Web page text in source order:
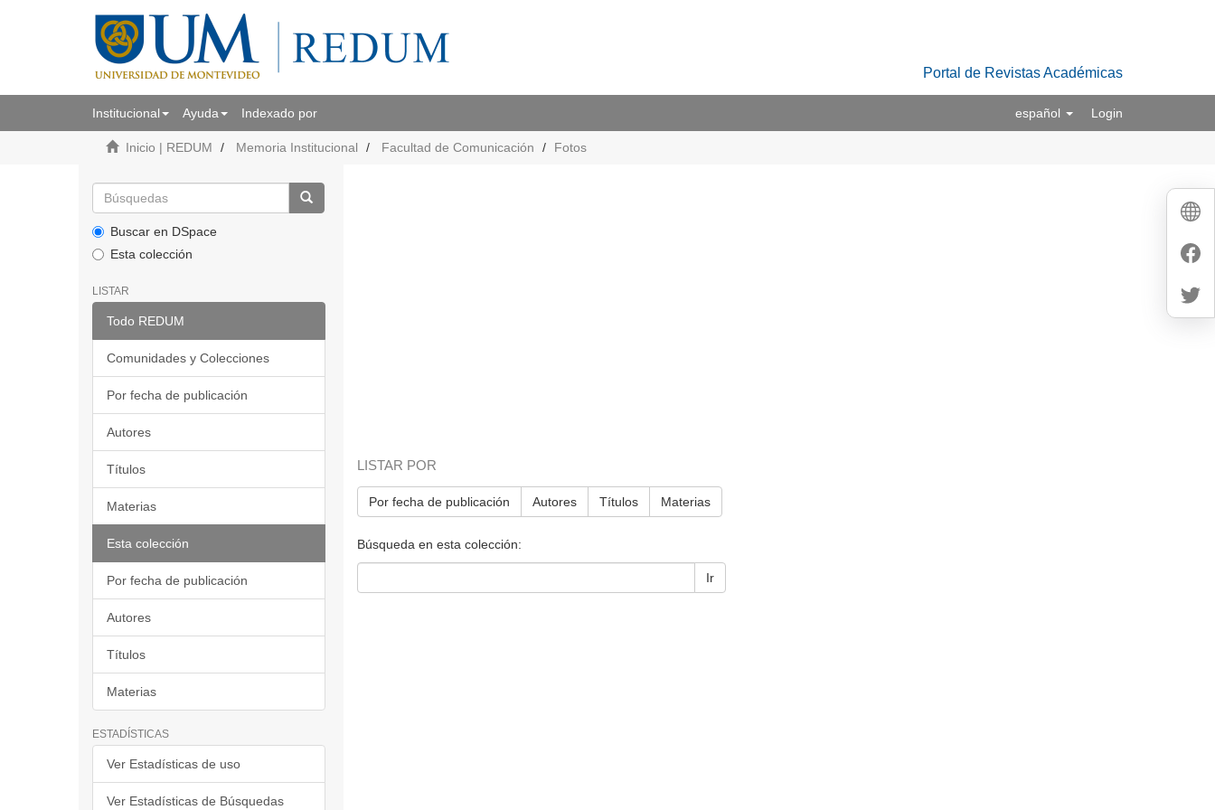
Portal de Revistas Académicas
Institucional Ayuda Indexado por español Login
Inicio | REDUM Memoria Institucional Facultad de Comunicación Fotos
Buscar en DSpace
Esta colección
LISTAR
Todo REDUM
Comunidades y Colecciones
Por fecha de publicación
Autores
Títulos
Materias
Esta colección
Por fecha de publicación
Autores
Títulos
Materias
ESTADÍSTICAS
Ver Estadísticas de uso
Ver Estadísticas de Búsquedas
LISTAR POR
Por fecha de publicación Autores Títulos Materias
Búsqueda en esta colección:
Ir